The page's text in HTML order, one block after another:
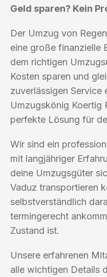
Geld sparen? Kein
Der Umzug von
eine große finanzielle
dem richtigen
Kosten sparen und
zuverlässigen Service
Umzugskönig Koertig
perfekte Lösung für
Wir sind ein
mit langjähriger
deine Umzugsgüter
Vaduz transportieren
selbstverständlich
termingerecht
Zustand ist.
Unsere erfahrenen
alle wichtigen Details